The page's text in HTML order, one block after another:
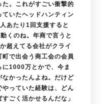
た。これがすごい衝撃的
いたヘッドハンティン
あたり1回支援すると
くのね。年商で言うと
超えてる会社がクライ
で出会う商工会の会員
1000万とかで、今ま
かったんよね。だけど
っていた経験は、どん
ごく活かせるんだな」